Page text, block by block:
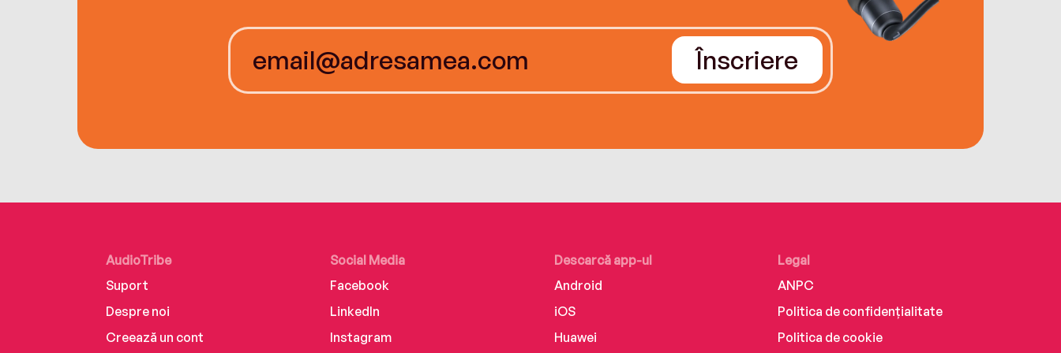
Înscriere
AudioTribe
Suport
Despre noi
Creează un cont
Social Media
Facebook
LinkedIn
Instagram
Descarcă app-ul
Android
iOS
Huawei
Legal
ANPC
Politica de confidențialitate
Politica de cookie